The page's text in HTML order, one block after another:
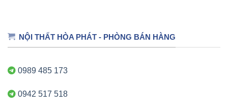
NỘI THẤT HÒA PHÁT - PHÒNG BÁN HÀNG
0989 485 173
0942 517 518